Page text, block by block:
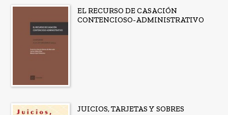
EL RECURSO DE CASACIÓN
CONTENCIOSO-ADMINISTRATIVO
JUICIOS, TARJETAS Y SOBRES